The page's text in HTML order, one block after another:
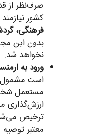
صرف‌نظر از
کشور نیازمند
فرهنگی،
بدون این
نخواهد شد.
ورود به
است مشمول
مستعمل
ارزش‌گذاری
ترخیص
معتبر